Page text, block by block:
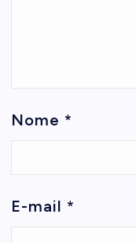
Nome *
E-mail *